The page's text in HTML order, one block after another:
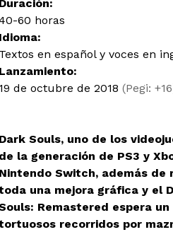
Duración:
60 horas
Idioma:
Textos en español y voces en
Lanzamiento:
19 de octubre de 2018 (Pegi:
Dark Souls, uno de los
de la generación de PS3 y
Nintendo Switch, además de
una mejora gráfica y el
Remastered espera
recorridos por